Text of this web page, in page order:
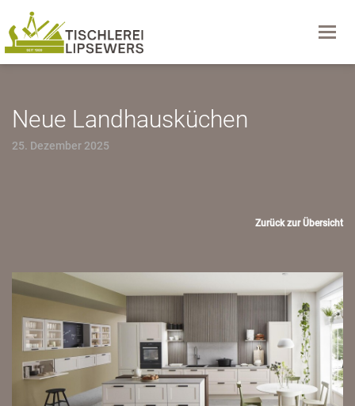
Zurück zur Übersicht
Neue Landhausküchen
25. Dezember 2025